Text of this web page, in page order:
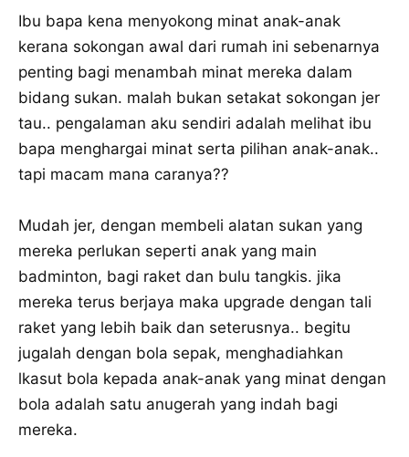
Ibu bapa kena menyokong minat anak-anak
kerana sokongan awal dari rumah ini sebenarnya
penting bagi menambah minat mereka dalam
bidang sukan. malah bukan setakat sokongan jer
tau.. pengalaman aku sendiri adalah melihat ibu
bapa menghargai minat serta pilihan anak-anak..
tapi macam mana caranya??
Mudah jer, dengan membeli alatan sukan yang
mereka perlukan seperti anak yang main
badminton, bagi raket dan bulu tangkis. jika
mereka terus berjaya maka upgrade dengan tali
raket yang lebih baik dan seterusnya.. begitu
jugalah dengan bola sepak, menghadiahkan
lkasut bola kepada anak-anak yang minat dengan
bola adalah satu anugerah yang indah bagi
mereka.